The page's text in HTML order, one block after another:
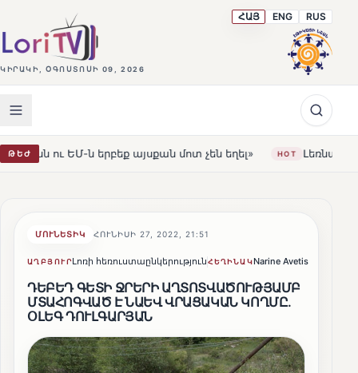
ԿԻՐԱԿԻ, ՕԳՈՍՏՈՍԻ 09, 2026
ՀԱՅ ENG RUS
ԹԵԺ
այսքան մոտ չեն եղել» HOT Լեռնահովիտի Սուրբ
ՄՈՒՆԵՏԻԿ ՀՈՒՆԻՍԻ 27, 2022, 21:51
ԱՂԲՅՈՒՐԼոռի հեռուստաընկերությունՀԵՂԻՆԱԿNarine Avetisyan
ԴԵԲԵԴ ԳԵՏԻ ՋՐԵՐԻ ԱՂՏՈՏՎԱԾՈՒԹՅԱՄԲ
ՄՏԱՀՈԳՎԱԾ Է ՆԱԵՎ ՎՐԱՑԱԿԱՆ ԿՈՂՄԸ.
ՕԼԵԳ ԴՈՒԼԳԱՐՅԱՆ